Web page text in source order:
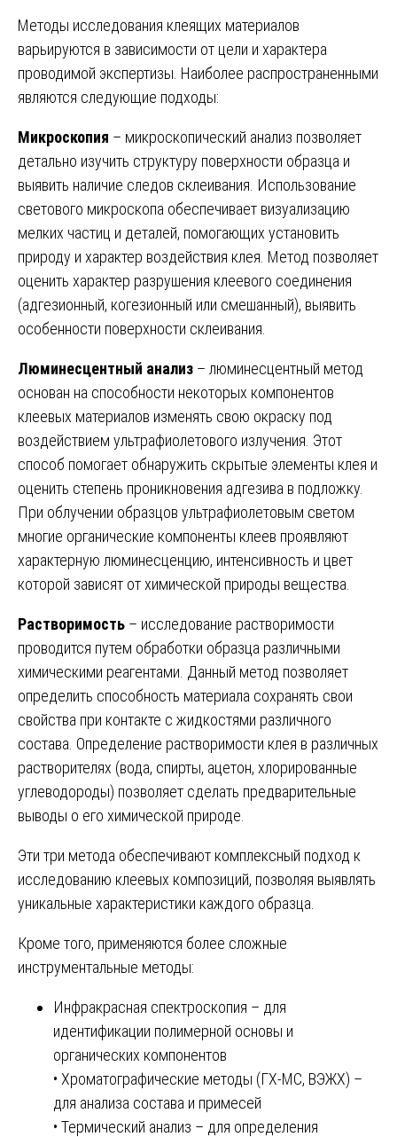
Методы исследования клеящих материалов
варьируются в зависимости от цели и характера
проводимой экспертизы. Наиболее распространенными
являются следующие подходы:
Микроскопия – микроскопический анализ позволяет
детально изучить структуру поверхности образца и
выявить наличие следов склеивания. Использование
светового микроскопа обеспечивает визуализацию
мелких частиц и деталей, помогающих установить
природу и характер воздействия клея. Метод позволяет
оценить характер разрушения клеевого соединения
(адгезионный, когезионный или смешанный), выявить
особенности поверхности склеивания.
Люминесцентный анализ – люминесцентный метод
основан на способности некоторых компонентов
клеевых материалов изменять свою окраску под
воздействием ультрафиолетового излучения. Этот
способ помогает обнаружить скрытые элементы клея и
оценить степень проникновения адгезива в подложку.
При облучении образцов ультрафиолетовым светом
многие органические компоненты клеев проявляют
характерную люминесценцию, интенсивность и цвет
которой зависят от химической природы вещества.
Растворимость – исследование растворимости
проводится путем обработки образца различными
химическими реагентами. Данный метод позволяет
определить способность материала сохранять свои
свойства при контакте с жидкостями различного
состава. Определение растворимости клея в различных
растворителях (вода, спирты, ацетон, хлорированные
углеводороды) позволяет сделать предварительные
выводы о его химической природе.
Эти три метода обеспечивают комплексный подход к
исследованию клеевых композиций, позволяя выявлять
уникальные характеристики каждого образца.
Кроме того, применяются более сложные
инструментальные методы:
Инфракрасная спектроскопия – для
идентификации полимерной основы и
органических компонентов
• Хроматографические методы (ГХ-МС, ВЭЖХ) –
для анализа состава и примесей
• Термический анализ – для определения